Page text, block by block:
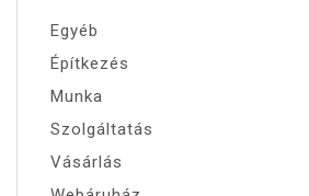
Egyéb
Építkezés
Munka
Szolgáltatás
Vásárlás